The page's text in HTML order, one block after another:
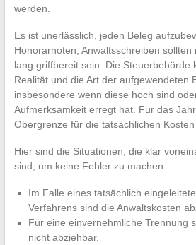
werden.
Es ist unerlässlich, jeden Beleg
Honorarnoten, Anwaltsschreiben
lang griffbereit sein. Die Steuerbehörde
Realität und die Art der aufgewendeten
insbesondere wenn diese hoch sind
Aufmerksamkeit erregt hat. Für das
Obergrenze für die tatsächlichen Kosten
Hier sind die Situationen, die klar
sind, um keine Fehler zu machen:
Im Falle eines tatsächlich
Verfahrens sind die Anwaltskosten
Für eine einvernehmliche Trennung
nicht abziehbar.